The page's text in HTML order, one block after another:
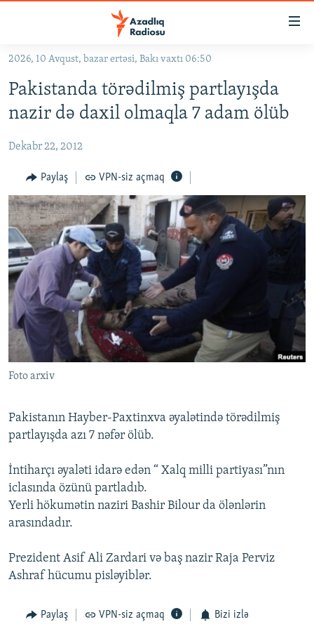
Əsas
qayıt
Əsas
qayıt
#ƏSLINDƏ
FƏRQƏ BAX
QANUNI DOĞRU
ARAŞDIRMA
MULTIMEDIA
VIDEO
FOTOQALEREYA
İNFOQRAFIKA
KARIKATURA
RADIO ARXIV
OXU ZALI
AZƏRBAYCAN ƏDƏBIYYATI KITABXANASI
İSLAM VƏ DEMOKRATIYA
İZ - MƏDƏNIYYƏT PROQRAMI
HAQQIMIZDA
MISSIYAMIZ
PEŞƏ ETIKASI VƏ JURNALISTIKA STANDARTLARIMIZ
MATERIALLARIMIZDAN ISTIFADƏ
BIZIMLƏ ƏLAQƏ
BIZI IZLƏ
2026, 10 Avqust, bazar ertəsi, Bakı vaxtı 06:50
Pakistanda törədilmiş partlayışda
nazir də daxil olmaqla 7 adam ölüb
Dekabr 22, 2012
Paylaş VPN-siz açmaq
Foto arxiv
Pakistanın Hayber-Paxtinxva əyalətində törədilmiş
partlayışda azı 7 nəfər ölüb.
İntiharçı əyaləti idarə edən “ Xalq milli partiyası”nın
iclasında özünü partladıb.
Yerli hökumətin naziri Bashir Bilour da ölənlərin
arasındadır.
Prezident Asif Ali Zardari və baş nazir Raja Perviz
Ashraf hücumu pisləyiblər.
Paylaş VPN-siz açmaq Bizi izlə